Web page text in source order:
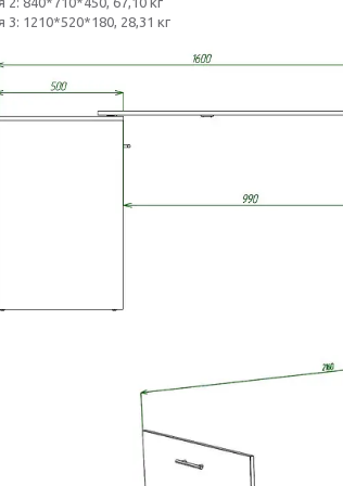
3: 1210*520*180, 28,31 кг